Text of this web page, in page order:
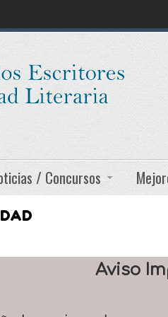
/ Concursos
Aviso